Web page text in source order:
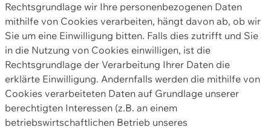
Rechtsgrundlage wir Ihre personenbezogenen Daten
mithilfe von Cookies verarbeiten, hängt davon ab, ob wir
Sie um eine Einwilligung bitten. Falls dies zutrifft und Sie
in die Nutzung von Cookies einwilligen, ist die
Rechtsgrundlage der Verarbeitung Ihrer Daten die
erklärte Einwilligung. Andernfalls werden die mithilfe von
Cookies verarbeiteten Daten auf Grundlage unserer
berechtigten Interessen (z.B. an einem
betriebswirtschaftlichen Betrieb unseres